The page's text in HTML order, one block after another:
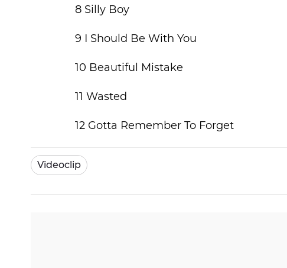
8 Silly Boy
9 I Should Be With You
10 Beautiful Mistake
11 Wasted
12 Gotta Remember To Forget
Videoclip